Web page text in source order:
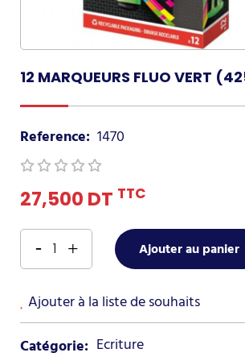
12 MARQUEURS FLUO VERT
Reference: 1470
27,500 DT TTC
Ajouter au panier
Ajouter à la liste de souhaits
Catégorie: Ecriture